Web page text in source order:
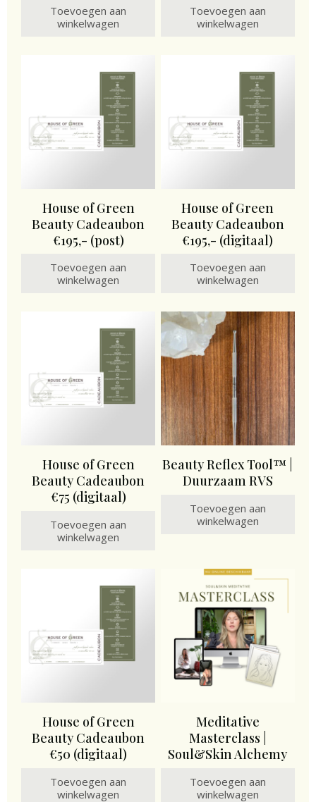
Toevoegen aan
winkelwagen
Toevoegen aan
winkelwagen
House of Green
Beauty Cadeaubon
€195,- (post)
Toevoegen aan
winkelwagen
House of Green
Beauty Cadeaubon
€195,- (digitaal)
Toevoegen aan
winkelwagen
House of Green
Beauty Cadeaubon
€75 (digitaal)
Toevoegen aan
winkelwagen
Beauty Reflex Tool™ |
Duurzaam RVS
Toevoegen aan
winkelwagen
House of Green
Beauty Cadeaubon
€50 (digitaal)
Toevoegen aan
winkelwagen
Meditative
Masterclass |
Soul&Skin Alchemy
Toevoegen aan
winkelwagen